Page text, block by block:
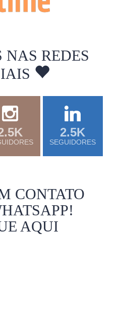
NAS REDES
2.5K
SEGUIDORES
CONTATO
AQUI